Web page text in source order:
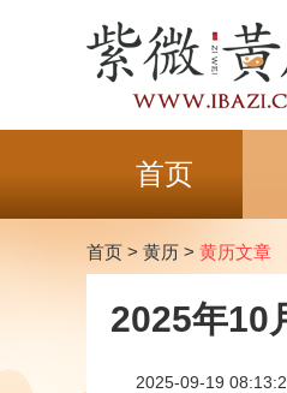
首页
首页 > 黄历 > 黄历文章
2025年10
2025-09-19